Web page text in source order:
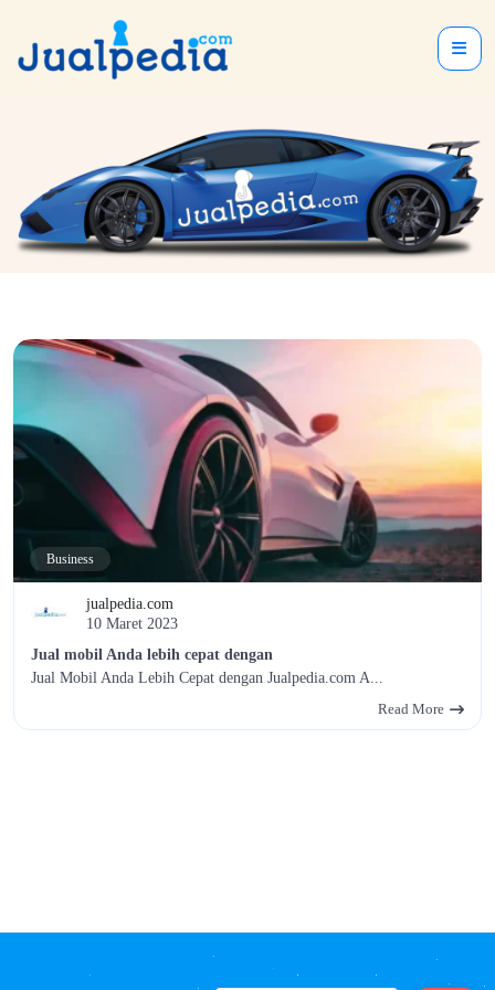
Business
jualpedia.com
10 Maret 2023
Jual mobil Anda lebih cepat dengan
Jual Mobil Anda Lebih Cepat dengan Jualpedia.com A...
Read More